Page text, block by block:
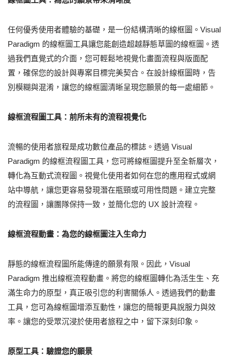
任何優秀使用者體驗的基礎，是一份結構清晰的線框圖。Visual
Paradigm 的線框圖工具讓您能創造超越靜態草圖的線框圖。透
過我們直覺式的介面，您可輕鬆地視覺化畫面流程與版面配
置，確保您的設計與專案目標完美契合。在設計線框圖時，告
別模糊與混淆，讓您的線框圖清晰呈現您願景的每一處細節。
線框流程圖工具：前所未有的流程視覺化
流暢的使用者旅程是成功數位產品的標誌。透過 Visual
Paradigm 的線框流程圖工具，您可將線框圖提升至全新層次，
轉化為互動式流程圖。視覺化使用者如何在您的應用程式或網
站中導航，讓您更容易發現潛在瓶頸或可用性問題。建立完整
的流程圖，讓團隊保持一致，並簡化您的 UX 設計流程。
線框流程動畫：為您的線框圖注入生命力
靜態的線框流程圖所能傳達的願景有限。因此，Visual
Paradigm 推出線框流程動畫。將您的線框圖轉化為活生生、充
滿生命力的原型，真正吸引您的利害關係人。透過我們的動畫
工具，您可為線框圖增添互動性，讓您的簡報更具說服力與效
率。讓您的受眾沉浸於使用者旅程之中，留下深刻印象。
原型工具：驗證您的願景